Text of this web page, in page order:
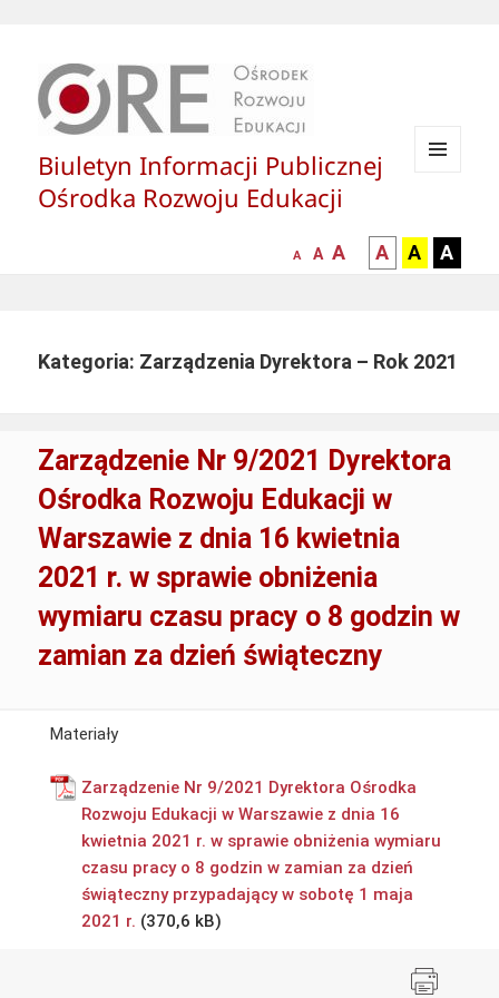
Biuletyn Informacji Publicznej
Ośrodka Rozwoju Edukacji
mniejsza
A
normalna
A
większa-
czcionka
A
kontrast
czarny
tle
A
kontrast
czarny
tle
A
żółty
tle
A
Kategoria: Zarządzenia Dyrektora – Rok 2021
Zarządzenie Nr 9/2021 Dyrektora
Ośrodka Rozwoju Edukacji w
Warszawie z dnia 16 kwietnia
2021 r. w sprawie obniżenia
wymiaru czasu pracy o 8 godzin w
zamian za dzień świąteczny
Materiały
Zarządzenie Nr 9/2021 Dyrektora Ośrodka
Rozwoju Edukacji w Warszawie z dnia 16
kwietnia 2021 r. w sprawie obniżenia wymiaru
czasu pracy o 8 godzin w zamian za dzień
świąteczny przypadający w sobotę 1 maja
2021 r.